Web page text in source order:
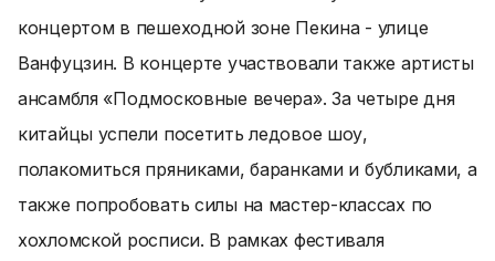
концертом в пешеходной зоне Пекина - улице
Ванфуцзин. В концерте участвовали также артисты
ансамбля «Подмосковные вечера». За четыре дня
китайцы успели посетить ледовое шоу,
полакомиться пряниками, баранками и бубликами, а
также попробовать силы на мастер-классах по
хохломской росписи. В рамках фестиваля